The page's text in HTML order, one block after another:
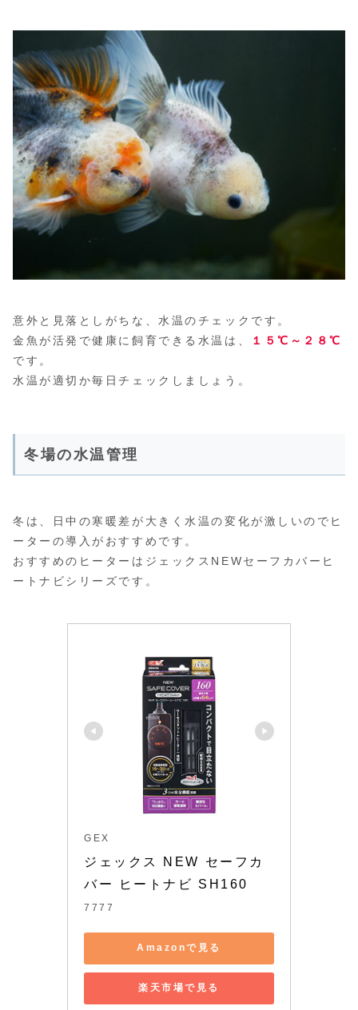
意外と見落としがちな、水温のチェックです。
金魚が活発で健康に飼育できる水温は、
１５℃～２８℃
です。
水温が適切か毎日チェックしましょう。
冬場の水温管理
冬は、日中の寒暖差が大きく水温の変化が激しいのでヒ
ーターの導入がおすすめです。
おすすめのヒーターはジェックスNEWセーフカバーヒ
ートナビシリーズです。
GEX
ジェックス NEW セーフカ
バー ヒートナビ SH160
7777
Amazonで見る
楽天市場で見る